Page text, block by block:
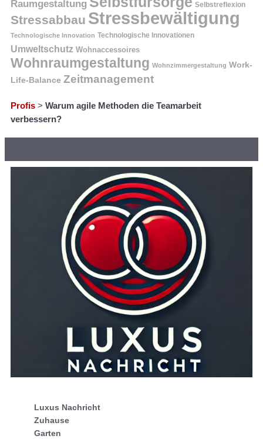
Raumgestaltung Selbstreflexion
Stressabbau Stressbewältigung
Technologische Innovation Technologische Innovationen
Umweltschutz Wohnaccessoires
Wohnraumgestaltung Wohnzimmergestaltung Work-
Life-Balance Zeitmanagement
Profis > Warum agile Methoden die Teamarbeit
verbessern?
Luxus Nachricht
Zuhause
Garten